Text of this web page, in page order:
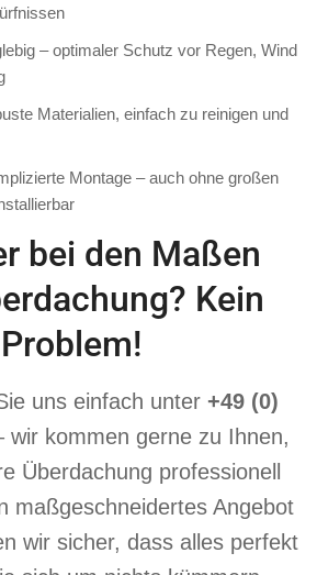
– optimaler Schutz vor Regen, Wind
Materialien, einfach zu reinigen und
Montage – auch ohne großen
bei den Maßen
Kein
Problem!
uns einfach unter +49 (0)
wir kommen gerne zu Ihnen,
Überdachung professionell
maßgeschneidertes Angebot
wir sicher, dass alles perfekt